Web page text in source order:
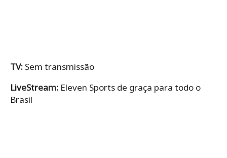
TV: Sem transmissão
LiveStream: Eleven Sports de graça para todo o
Brasil